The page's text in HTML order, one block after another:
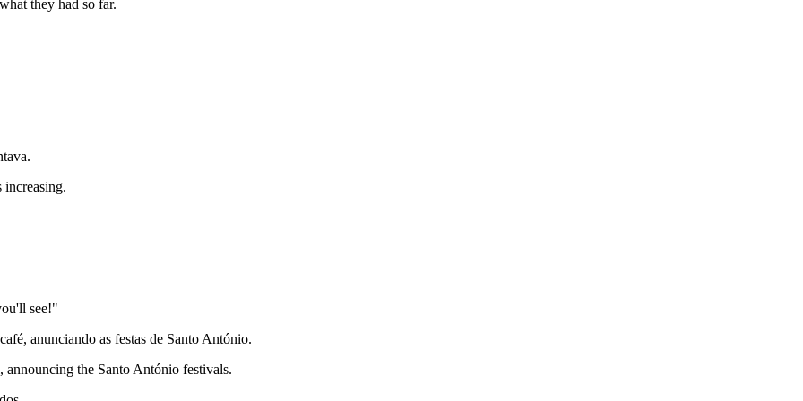
they had so far.
increasing.
see!"
anunciando as festas de Santo António.
the Santo António festivals.